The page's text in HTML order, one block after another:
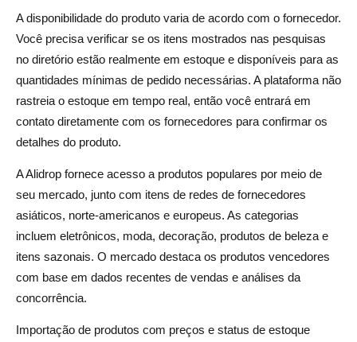
A disponibilidade do produto varia de acordo com o fornecedor.
Você precisa verificar se os itens mostrados nas pesquisas
no diretório estão realmente em estoque e disponíveis para as
quantidades mínimas de pedido necessárias. A plataforma não
rastreia o estoque em tempo real, então você entrará em
contato diretamente com os fornecedores para confirmar os
detalhes do produto.
A Alidrop fornece acesso a produtos populares por meio de
seu mercado, junto com itens de redes de fornecedores
asiáticos, norte-americanos e europeus. As categorias
incluem eletrônicos, moda, decoração, produtos de beleza e
itens sazonais. O mercado destaca os produtos vencedores
com base em dados recentes de vendas e análises da
concorrência.
Importação de produtos com preços e status de estoque